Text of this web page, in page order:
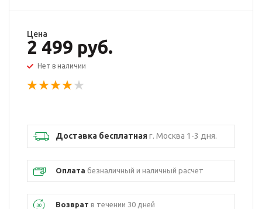
Цена
2 499 руб.
Нет в наличии
Доставка бесплатнаяг. Москва 1-3 дня.
Оплата безналичный и наличный расчет
Возврат в течении 30 дней